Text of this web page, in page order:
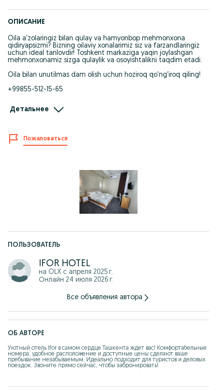
ОПИСАНИЕ
Oila a'zolaringiz bilan qulay va hamyonbop mehmonxona
qidiryapsizmi? Bizning oilaviy xonalarimiz siz va farzandlaringiz
uchun ideal tanlovdir! Toshkent markaziga yaqin joylashgan
mehmonxonamiz sizga qulaylik va osoyishtalikni taqdim etadi.
Oila bilan unutilmas dam olish uchun hoziroq qo'ng'iroq qiling!
+99855-512-15-65
mehmonxona Toshkent oila, qulay mehmonxona oila, Toshkent
mehmonxonalari oila uchun.
Отель на ночь Ташкент
Аренда на сутки Ташкент
Дешевое жилье Ташкент
Новый хостел Ташкент
Детальнее
Пожаловаться
ПОЛЬЗОВАТЕЛЬ
IFOR HOTEL
на OLX с апреля 2025 г.
Онлайн 24 июля 2026 г.
Все объявления автора
ОБ АВТОРЕ
Уютный отель Ifor в самом сердце Ташкента ждет вас! Комфортабельные
номера, удобное расположение и доступные цены сделают ваше
пребывание незабываемым. Идеально подходит для туристов и деловых
поездок. Звоните прямо сейчас, чтобы забронировать!